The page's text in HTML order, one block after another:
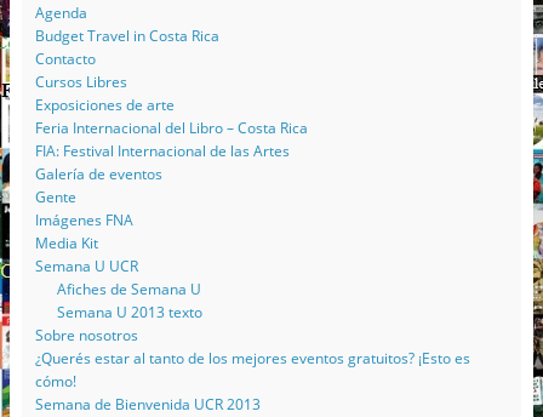
Agenda
Budget Travel in Costa Rica
Contacto
Cursos Libres
Exposiciones de arte
Feria Internacional del Libro – Costa Rica
FIA: Festival Internacional de las Artes
Galería de eventos
Gente
Imágenes FNA
Media Kit
Semana U UCR
Afiches de Semana U
Semana U 2013 texto
Sobre nosotros
¿Querés estar al tanto de los mejores eventos gratuitos? ¡Esto es
cómo!
Semana de Bienvenida UCR 2013